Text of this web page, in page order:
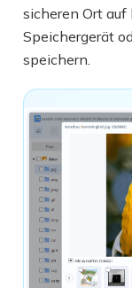
sicheren Ort auf
Speichergerät
speichern.